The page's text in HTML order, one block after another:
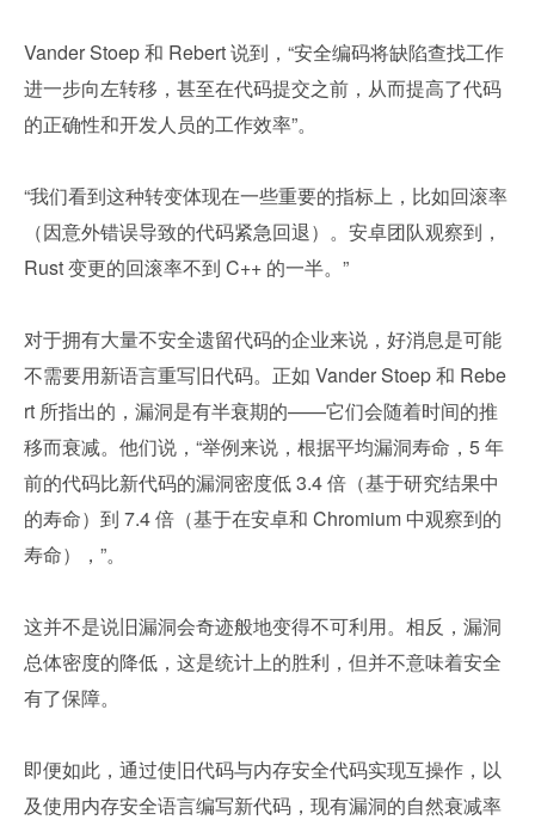
Vander Stoep 和 Rebert 说到，“安全编码将缺陷查找工作
进一步向左转移，甚至在代码提交之前，从而提高了代码
的正确性和开发人员的工作效率”。
“我们看到这种转变体现在一些重要的指标上，比如回滚率
（因意外错误导致的代码紧急回退）。安卓团队观察到，
Rust 变更的回滚率不到 C++ 的一半。”
对于拥有大量不安全遗留代码的企业来说，好消息是可能
不需要用新语言重写旧代码。正如 Vander Stoep 和 Rebe
rt 所指出的，漏洞是有半衰期的——它们会随着时间的推
移而衰减。他们说，“举例来说，根据平均漏洞寿命，5 年
前的代码比新代码的漏洞密度低 3.4 倍（基于研究结果中
的寿命）到 7.4 倍（基于在安卓和 Chromium 中观察到的
寿命），”。
这并不是说旧漏洞会奇迹般地变得不可利用。相反，漏洞
总体密度的降低，这是统计上的胜利，但并不意味着安全
有了保障。
即便如此，通过使旧代码与内存安全代码实现互操作，以
及使用内存安全语言编写新代码，现有漏洞的自然衰减率